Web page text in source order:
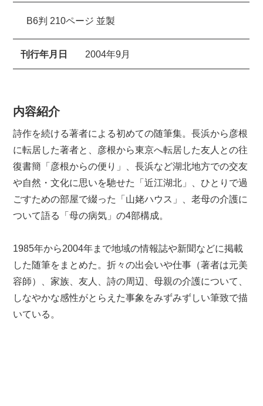
B6判 210ページ 並製
刊行年月日 2004年9月
内容紹介
詩作を続ける著者による初めての随筆集。長浜から彦根
に転居した著者と、彦根から東京へ転居した友人との往
復書簡「彦根からの便り」、長浜など湖北地方での交友
や自然・文化に思いを馳せた「近江湖北」、ひとりで過
ごすための部屋で綴った「山姥ハウス」、老母の介護に
ついて語る「母の病気」の4部構成。
1985年から2004年まで地域の情報誌や新聞などに掲載
した随筆をまとめた。折々の出会いや仕事（著者は元美
容師）、家族、友人、詩の周辺、母親の介護について、
しなやかな感性がとらえた事象をみずみずしい筆致で描
いている。